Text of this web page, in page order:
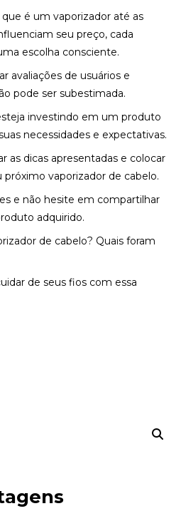
é um vaporizador até as
seu preço, cada
escolha consciente.
avaliações de usuários e
pode ser subestimada.
investindo em um produto
necessidades e expectativas.
as dicas apresentadas e colocar
próximo vaporizador de cabelo.
e não hesite em compartilhar
adquirido.
de cabelo? Quais foram
de seus fios com essa